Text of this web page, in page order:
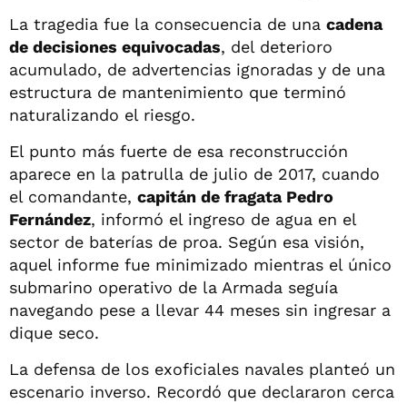
La tragedia fue la consecuencia de una cadena
de decisiones equivocadas, del deterioro
acumulado, de advertencias ignoradas y de una
estructura de mantenimiento que terminó
naturalizando el riesgo.
El punto más fuerte de esa reconstrucción
aparece en la patrulla de julio de 2017, cuando
el comandante, capitán de fragata Pedro
Fernández, informó el ingreso de agua en el
sector de baterías de proa. Según esa visión,
aquel informe fue minimizado mientras el único
submarino operativo de la Armada seguía
navegando pese a llevar 44 meses sin ingresar a
dique seco.
La defensa de los exoficiales navales planteó un
escenario inverso. Recordó que declararon cerca